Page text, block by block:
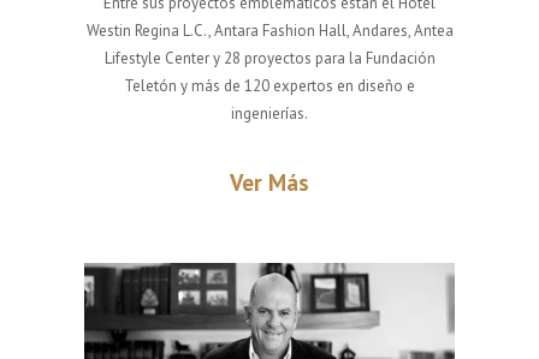
Westin Regina L.C., Antara Fashion Hall, Andares, Antea
Lifestyle Center y 28 proyectos para la Fundación
Teletón y más de 120 expertos en diseño e
ingenierías.
Ver Más